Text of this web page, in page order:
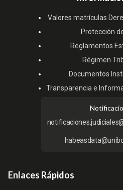
Valores matrículas
Protección
Reglamentos
Régimen
Documentos
Transparencia e
Enlaces Rápidos